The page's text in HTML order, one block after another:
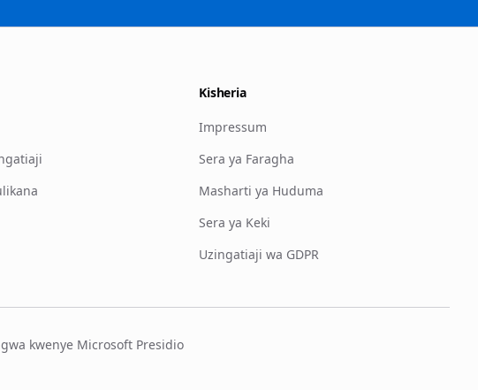
Kisheria
Impressum
Sera ya Faragha
Masharti ya Huduma
Sera ya Keki
Uzingatiaji wa GDPR
kwenye Microsoft Presidio